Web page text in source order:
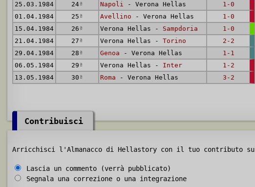
25.03.1984
24ª Napoli - Verona Hellas 1-0
01.04.1984
25 ª Avellino - Verona Hellas 1-0
15.04.1984
26 ª Verona Hellas - Sampdoria 1-0
21.04.1984
27 ª Verona Hellas - Torino 2-2
29.04.1984
28 ª Genoa - Verona Hellas 1-1
06.05.1984
29 ª Verona Hellas - Inter 1-2
13.05.1984
30 ª Roma - Verona Hellas 3-2
Contribuisci
Arricchisci l'Almanacco di Hellastory con il tuo contributo su
Lascia un commento (verrà pubblicato)
Segnala una correzione o una integrazione